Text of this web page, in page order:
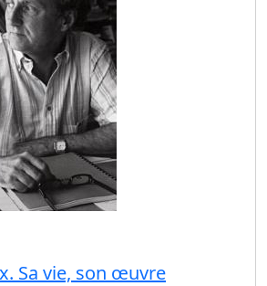
Sa vie, son œuvre